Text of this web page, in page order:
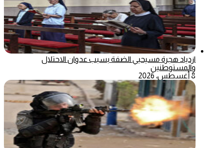
ازدياد هجرة مسيحيي الضفة بسبب عدوان الاحتلال
والمستوطنين
8 أغسطس، 2026